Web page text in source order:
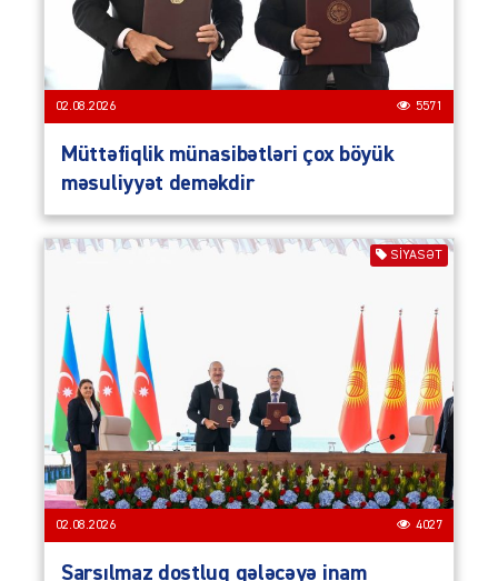
02.08.2026 5571
Müttəfiqlik münasibətləri çox böyük
məsuliyyət deməkdir
SIYASƏT
02.08.2026 4027
Sarsılmaz dostluq gələcəyə inam